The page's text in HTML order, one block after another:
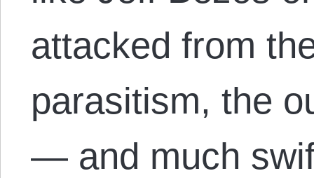
attacked from
parasitism, the
— and much